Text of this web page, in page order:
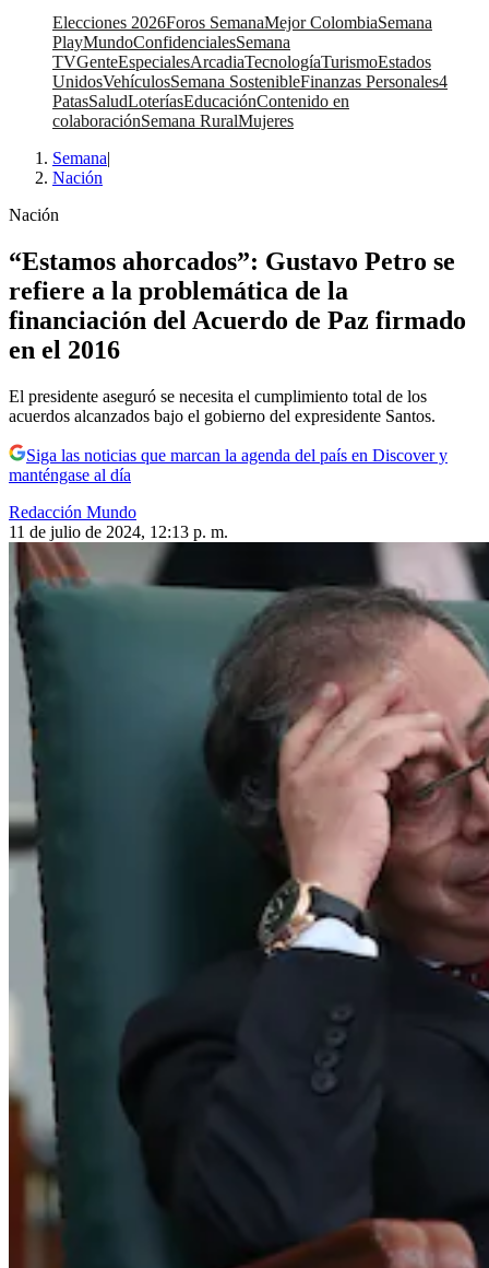
Elecciones 2026Foros SemanaMejor ColombiaSemana
PlayMundoConfidencialesSemana
TVGenteEspecialesArcadiaTecnologíaTurismoEstados
UnidosVehículosSemana SostenibleFinanzas Personales4
PatasSaludLoteríasEducaciónContenido en
colaboraciónSemana RuralMujeres
Semana|
Nación
Nación
“Estamos ahorcados”: Gustavo Petro se
refiere a la problemática de la
financiación del Acuerdo de Paz firmado
en el 2016
El presidente aseguró se necesita el cumplimiento total de los
acuerdos alcanzados bajo el gobierno del expresidente Santos.
Siga las noticias que marcan la agenda del país en Discover y
manténgase al día
Redacción Mundo
11 de julio de 2024, 12:13 p. m.